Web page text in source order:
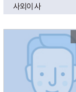
사외이사